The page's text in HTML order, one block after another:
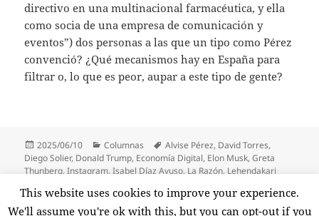
directivo en una multinacional farmacéutica, y ella
como socia de una empresa de comunicación y
eventos”) dos personas a las que un tipo como Pérez
convenció? ¿Qué mecanismos hay en España para
filtrar o, lo que es peor, aupar a este tipo de gente?
Publicado
el
2025/06/10 Categorías
Columnas Etiquetas
Alvise Pérez, David Torres,
Diego Solier, Donald Trump, Economía Digital, Elon Musk,Greta
Thunberg,Instagram,Isabel Díaz Ayuso, La Razón, Lehendakari
Voz.us
This website uses cookies to improve your experience.
We'll assume you're ok with this, but you can opt-out if you